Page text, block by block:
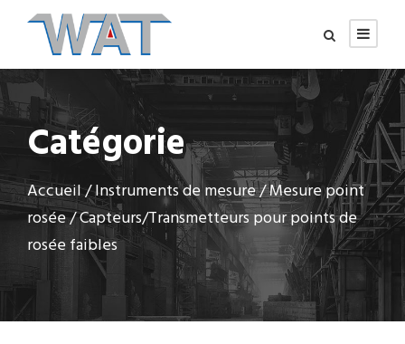
Catégorie
Accueil/Instruments de mesure/Mesure point
rosée/ Capteurs/Transmetteurs pour points de
rosée faibles